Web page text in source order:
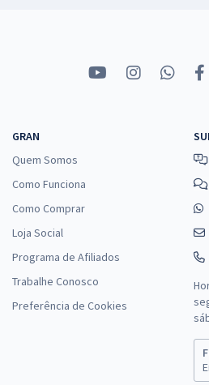
GRAN
Quem Somos
Como Funciona
Como Comprar
Loja Social
Programa de Afiliados
Trabalhe Conosco
Preferência de Cookies